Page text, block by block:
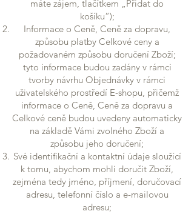
máte zájem, tlačítkem „Přidat do
košíku“);
Informace o Ceně, Ceně za dopravu,
způsobu platby Celkové ceny a
požadovaném způsobu doručení Zboží;
tyto informace budou zadány v rámci
tvorby návrhu Objednávky v rámci
uživatelského prostředí E-shopu, přičemž
informace o Ceně, Ceně za dopravu a
Celkové ceně budou uvedeny automaticky
na základě Vámi zvolného Zboží a
způsobu jeho doručení;
Své identifikační a kontaktní údaje sloužící
k tomu, abychom mohli doručit Zboží,
zejména tedy jméno, příjmení, doručovací
adresu, telefonní číslo a e-mailovou
adresu;